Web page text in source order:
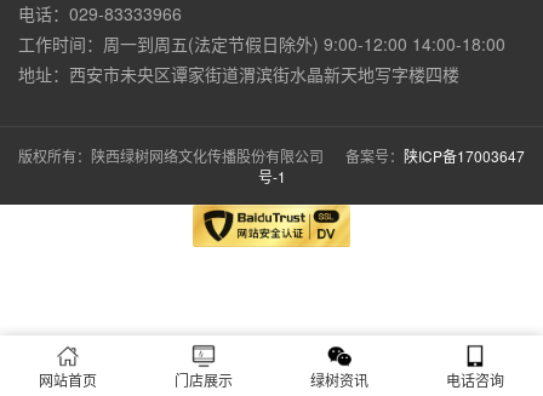
电话：029-83333966
工作时间：周一到周五(法定节假日除外) 9:00-12:00 14:00-18:00
地址：西安市未央区谭家街道渭滨街水晶新天地写字楼四楼
版权所有：陕西绿树网络文化传播股份有限公司 备案号： 陕ICP备17003647
号-1
网站首页 门店展示 绿树资讯 电话咨询